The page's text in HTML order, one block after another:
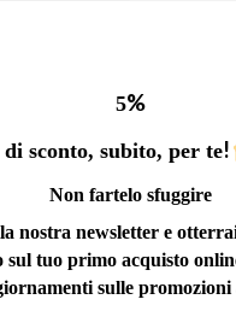
5%
di sconto, subito, per te!
Non fartelo sfuggire
nostra newsletter e
sul tuo primo acquisto
sulle promozioni